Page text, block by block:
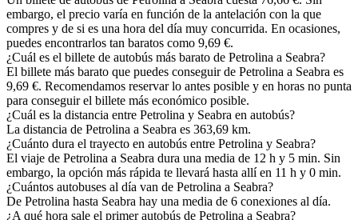
embargo, el precio varía en función de la antelación con la que
compres y de si es una hora del día muy concurrida. En ocasiones,
puedes encontrarlos tan baratos como 9,69 €.
¿Cuál es el billete de autobús más barato de Petrolina a Seabra?
El billete más barato que puedes conseguir de Petrolina a Seabra es
9,69 €. Recomendamos reservar lo antes posible y en horas no punta
para conseguir el billete más económico posible.
¿Cuál es la distancia entre Petrolina y Seabra en autobús?
La distancia de Petrolina a Seabra es 363,69 km.
¿Cuánto dura el trayecto en autobús entre Petrolina y Seabra?
El viaje de Petrolina a Seabra dura una media de 12 h y 5 min. Sin
embargo, la opción más rápida te llevará hasta allí en 11 h y 0 min.
¿Cuántos autobuses al día van de Petrolina a Seabra?
De Petrolina hasta Seabra hay una media de 6 conexiones al día.
¿A qué hora sale el primer autobús de Petrolina a Seabra?